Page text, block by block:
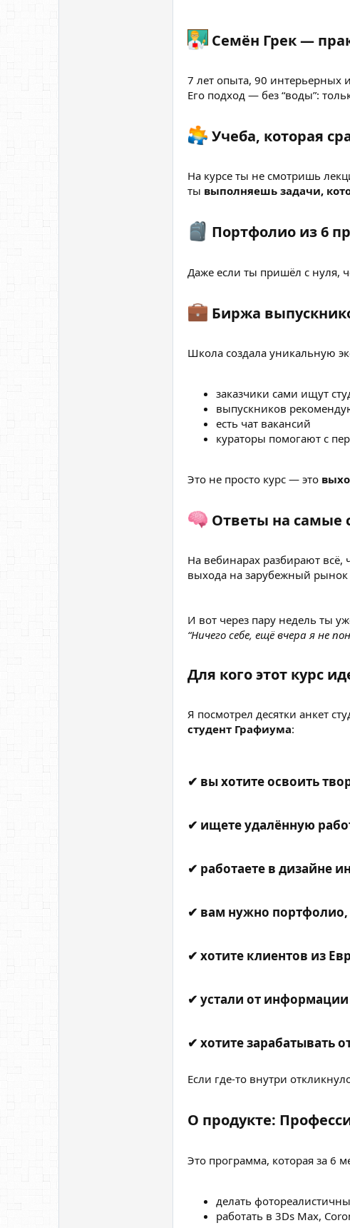
Семён Грек —
7 лет опыта, 90 интерьерных
Его подход — без “воды”:
Учеба, которая
На курсе ты не смотришь
ты выполняешь задачи,
Портфолио из 6
Даже если ты пришёл с нуля,
Биржа
Школа создала уникальную
заказчики сами ищут
выпускников
есть чат вакансий
кураторы помогают с
Это не просто курс — это
Ответы на самые
На вебинарах разбирают всё,
выхода на зарубежный
И вот через пару недель ты
“Ничего себе, ещё вчера я не
Для кого этот курс
Я посмотрел десятки анкет
студент Графиума:
✔ вы хотите освоить
✔ ищете удалённую
✔ работаете в дизайне
✔ вам нужно
✔ хотите клиентов из
✔ устали от информации
✔ хотите зарабатывать
Если где-то внутри
О продукте:
Это программа, которая за 6
делать
работать в 3Ds Max,